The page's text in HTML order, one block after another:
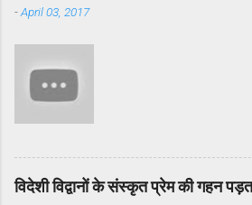
संलग्न नहीं थे। निष्चित रूप से
-April 03, 2017
विदेशी विद्वानों के संस्कृत प्रेम की गहन